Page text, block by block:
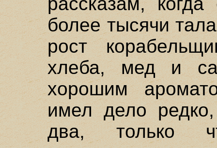
более тысячи
рост
хлеба, мед и
хорошим
имел дело
два, только